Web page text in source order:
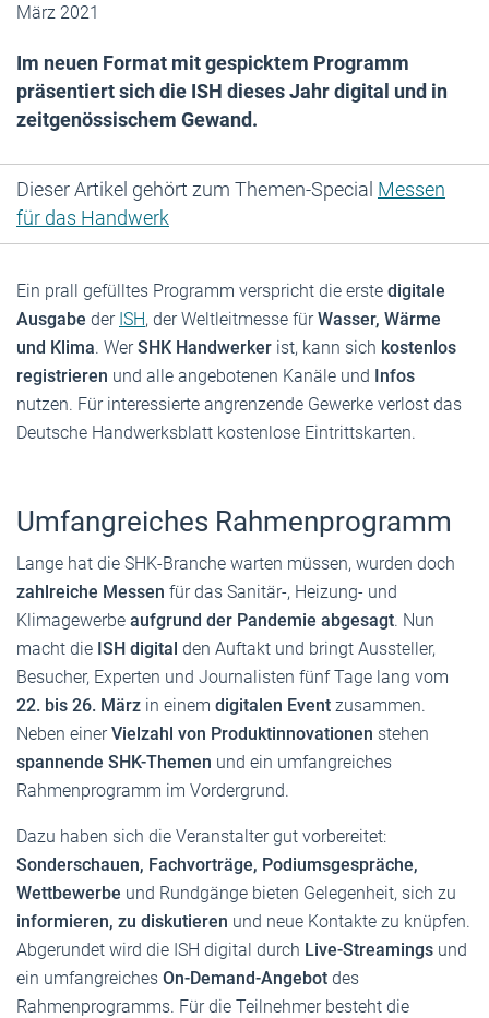
März 2021
Im neuen Format mit gespicktem Programm
präsentiert sich die ISH dieses Jahr digital und in
zeitgenössischem Gewand.
Dieser Artikel gehört zum Themen-Special Messen
für das Handwerk
Ein prall gefülltes Programm verspricht die erste digitale
Ausgabe der ISH, der Weltleitmesse fürWasser, Wärme
und Klima. WerSHK Handwerker ist, kann sich kostenlos
registrieren und alle angebotenen Kanäle und Infos
nutzen. Für interessierte angrenzende Gewerke verlost das
Deutsche Handwerksblatt kostenlose Eintrittskarten.
Umfangreiches Rahmenprogramm
Lange hat die SHK-Branche warten müssen, wurden doch
zahlreiche Messen für das Sanitär-, Heizung- und
Klimagewerbe aufgrund der Pandemie abgesagt. Nun
macht die ISH digital den Auftakt und bringt Aussteller,
Besucher, Experten und Journalisten fünf Tage lang vom
22. bis 26. März in einem digitalen Event zusammen.
Neben einerVielzahl von Produktinnovationen stehen
spannende SHK-Themen und ein umfangreiches
Rahmenprogramm im Vordergrund.
Dazu haben sich die Veranstalter gut vorbereitet:
Sonderschauen, Fachvorträge, Podiumsgespräche,
Wettbewerbe und Rundgänge bieten Gelegenheit, sich zu
informieren, zu diskutieren und neue Kontakte zu knüpfen.
Abgerundet wird die ISH digital durch Live-Streamings und
ein umfangreiches On-Demand-Angebot des
Rahmenprogramms. Für die Teilnehmer besteht die